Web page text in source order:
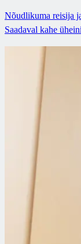
Nõudlikuma reisija
Saadaval kahe